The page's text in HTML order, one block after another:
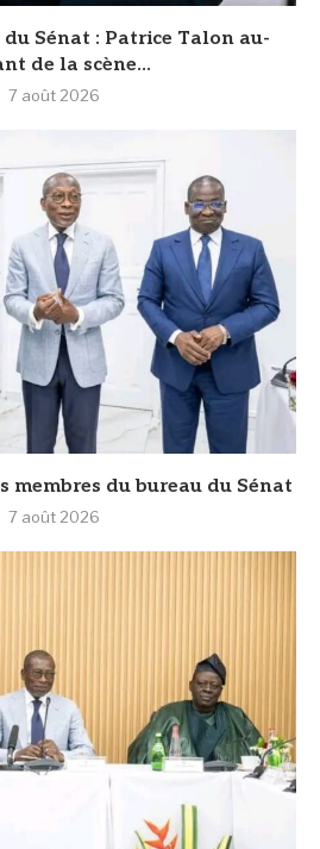
Sénat : Patrice Talon au-
de la scène...
7 août 2026
membres du bureau du Sénat
7 août 2026